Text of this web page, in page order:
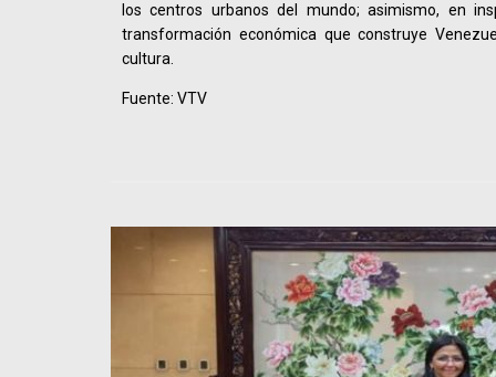
los centros urbanos del mundo; asimismo, en
transformación económica que construye
cultura.
Fuente: VTV